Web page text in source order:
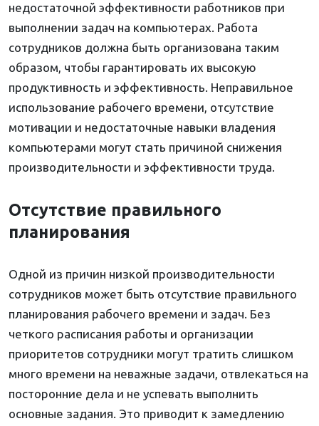
недостаточной эффективности работников при
выполнении задач на компьютерах. Работа
сотрудников должна быть организована таким
образом, чтобы гарантировать их высокую
продуктивность и эффективность. Неправильное
использование рабочего времени, отсутствие
мотивации и недостаточные навыки владения
компьютерами могут стать причиной снижения
производительности и эффективности труда.
Отсутствие правильного
планирования
Одной из причин низкой производительности
сотрудников может быть отсутствие правильного
планирования рабочего времени и задач. Без
четкого расписания работы и организации
приоритетов сотрудники могут тратить слишком
много времени на неважные задачи, отвлекаться на
посторонние дела и не успевать выполнить
основные задания. Это приводит к замедлению